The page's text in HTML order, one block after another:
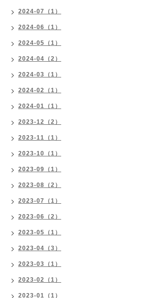
2024-07（1）
2024-06（1）
2024-05（1）
2024-04（2）
2024-03（1）
2024-02（1）
2024-01（1）
2023-12（2）
2023-11（1）
2023-10（1）
2023-09（1）
2023-08（2）
2023-07（1）
2023-06（2）
2023-05（1）
2023-04（3）
2023-03（1）
2023-02（1）
2023-01（1）